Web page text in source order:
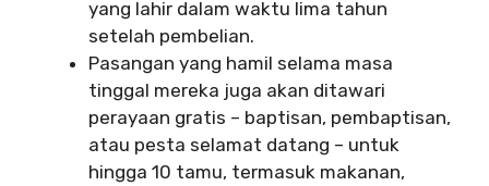
yang lahir dalam waktu lima tahun
setelah pembelian.
Pasangan yang hamil selama masa
tinggal mereka juga akan ditawari
perayaan gratis – baptisan, pembaptisan,
atau pesta selamat datang – untuk
hingga 10 tamu, termasuk makanan,